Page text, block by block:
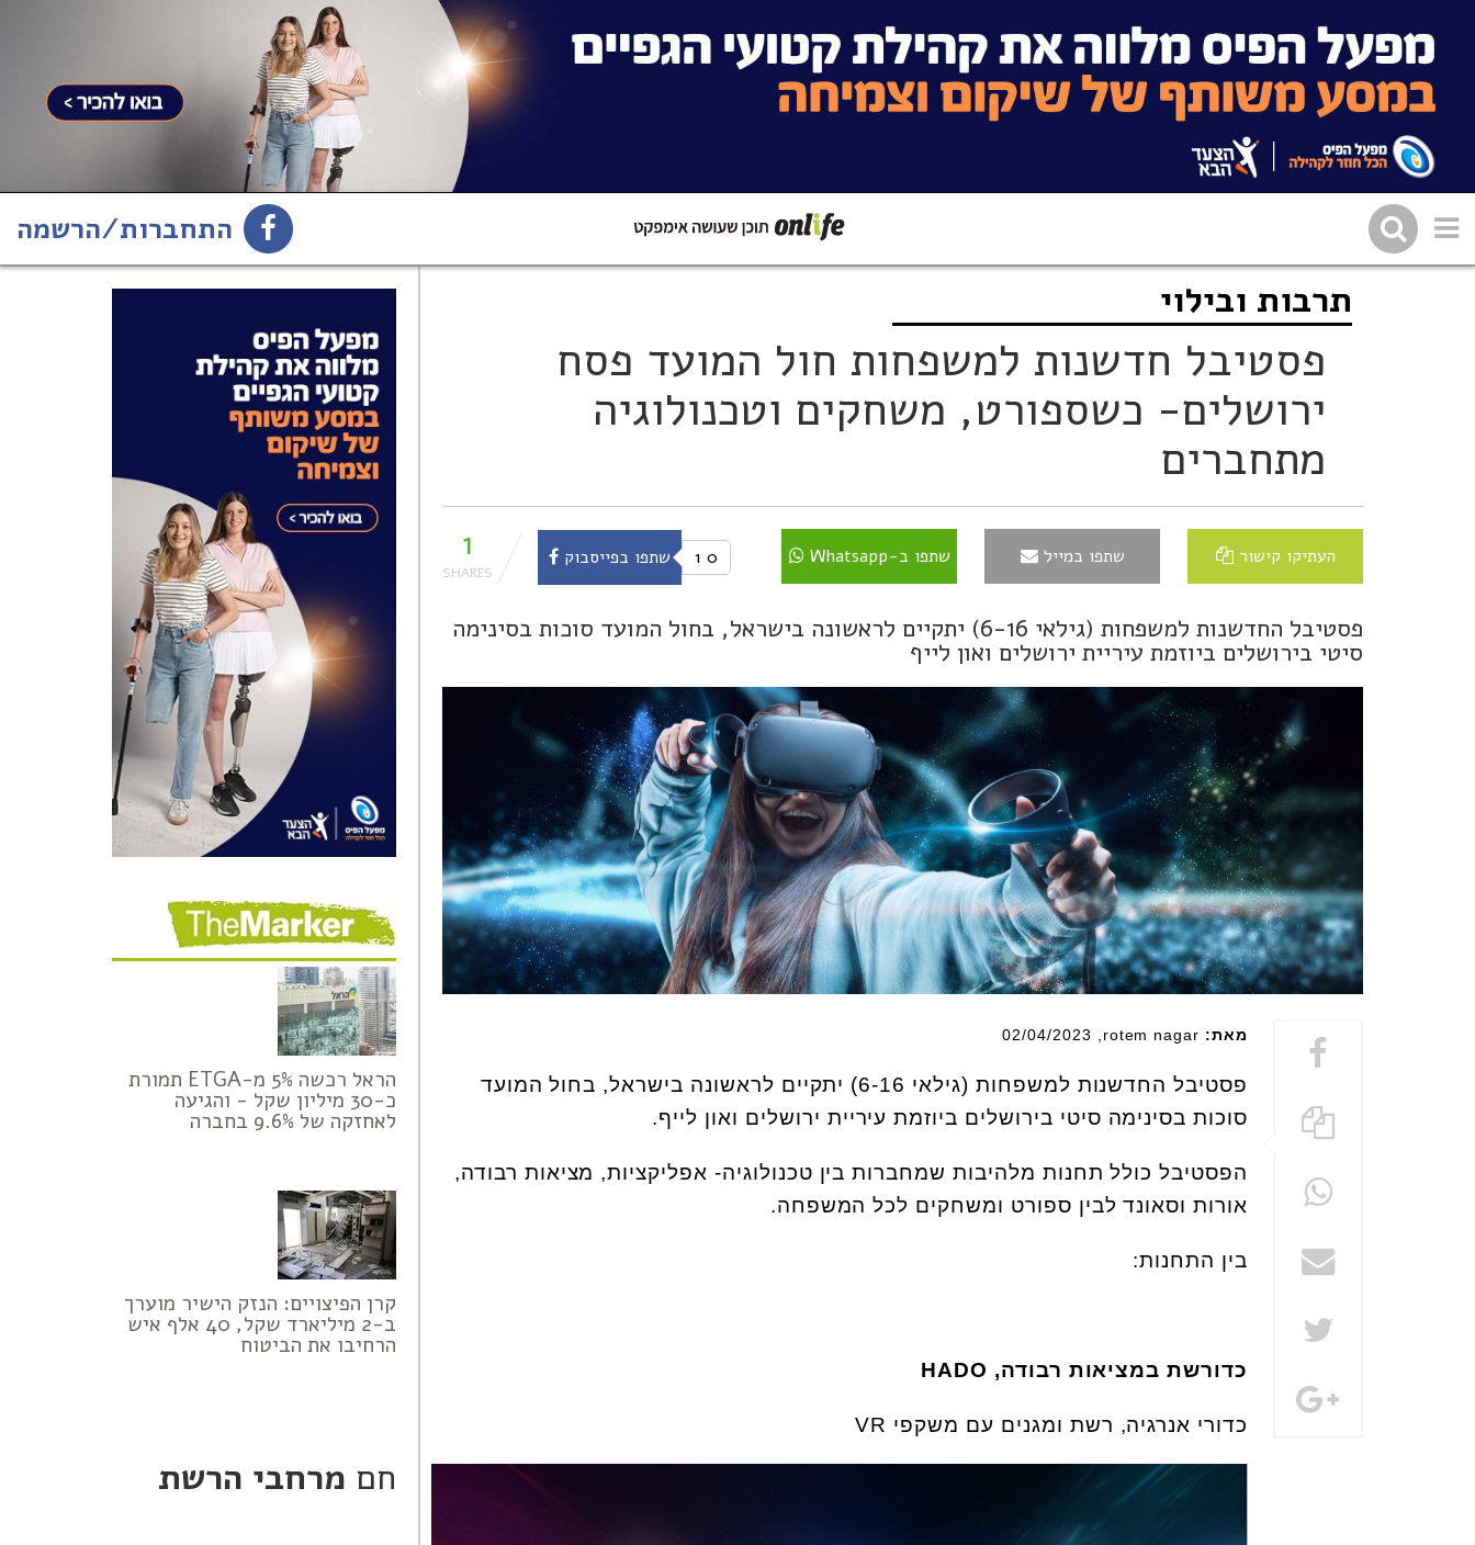
התחברות/הרשמה
שתפו בפייסבוק הירשמו לניוזלטר 1 תרבות ובילוי
פסטיבל חדשנות למשפחות חול המועד פסח
ירושלים- כשספורט, משחקים וטכנולוגיה
מתחברים
העתיקו קישור שתפו במייל שתפו ב-Whatsapp 0 שתפו בפייסבוק 1
פסטיבל החדשנות למשפחות (גילאי 6-16) יתקיים לראשונה בישראל, בחול המועד סוכות בסינימה
סיטי בירושלים ביוזמת עיריית ירושלים ואון לייף
מאת: rotem nagar
פסטיבל החדשנות למשפחות (גילאי 6-16) יתקיים לראשונה בישראל, בחול המועד
סוכות בסינימה סיטי בירושלים ביוזמת עיריית ירושלים ואון לייף.
הפסטיבל כולל תחנות מלהיבות שמחברות בין טכנולוגיה- אפליקציות, מציאות רבודה,
אורות וסאונד לבין ספורט ומשחקים לכל המשפחה.
בין התחנות:
כדורשת במציאות רבודה, HADO
כדורי אנרגיה, רשת ומגנים עם משקפי VR
הראל רכשה 5% מ-ETGA תמורת
כ-30 מיליון שקל - והגיעה
לאחזקה של 9.6% בחברה
קרן הפיצויים: הנזק הישיר מוערך
ב-2 מיליארד שקל, 40 אלף איש
הרחיבו את הביטוח
חם מרחבי הרשת